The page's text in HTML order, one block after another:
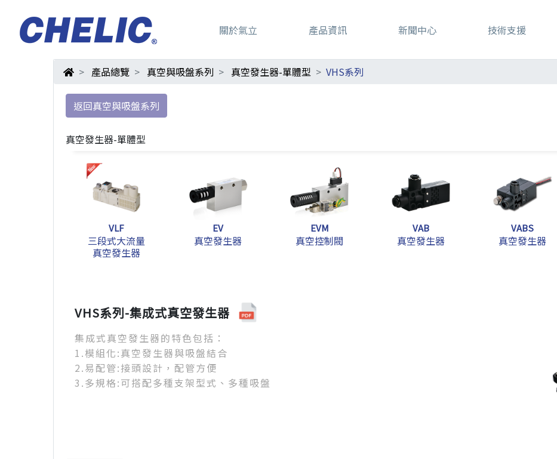
關於氣立 產品資訊 新聞中心 技術支援
產品總覽 真空與吸盤系列 真空發生器-單體型 VHS系列
返回真空與吸盤系列
真空發生器-單體型
VLF
三段式大流量
真空發生器
EV
真空發生器
EVM
真空控制閥
VAB
真空發生器
VABS
真空發生器
VHS系列-集成式真空發生器
集成式真空發生器的特色包括：
1.模組化:真空發生器與吸盤結合
2.易配管:接頭設計，配管方便
3.多規格:可搭配多種支架型式、多種吸盤